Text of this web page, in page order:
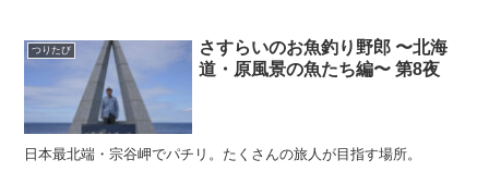
つりたび
さすらいのお魚釣り野郎 〜北海
道・原風景の魚たち編〜 第8夜
日本最北端・宗谷岬でパチリ。たくさんの旅人が目指す場所。